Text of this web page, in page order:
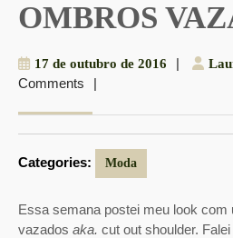
OMBROS
17 de outubro de 2016 17|
Comments
|
Categories: Moda
Essa semana postei meu look com
vazados aka. cut out shoulder.